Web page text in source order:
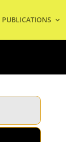
PUBLICATIONS